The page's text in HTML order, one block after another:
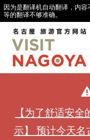
因为是翻译机自动翻译，内
等的翻译不够准确。
【为了舒适安
示】 预计今天名